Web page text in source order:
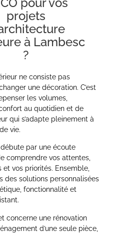
projets
à Lambesc
?
ne consiste pas
une décoration. C’est
les volumes,
au quotidien et de
qui s’adapte pleinement à
vie.
par une écoute
comprendre vos attentes,
et vos priorités. Ensemble,
des solutions personnalisées
fonctionnalité et
concerne une rénovation
d’une seule pièce,